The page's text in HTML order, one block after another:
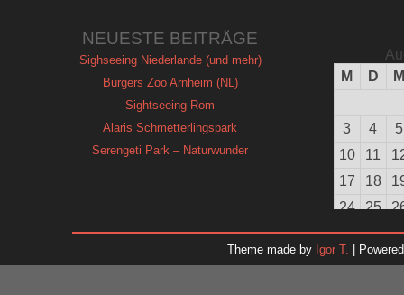
NEUESTE BEITRÄGE
Sighseeing Niederlande (und mehr)
Burgers Zoo Arnheim (NL)
Sightseeing Rom
Alaris Schmetterlingspark
Serengeti Park – Naturwunder
M
D
3 4
5
10
11
17
18
24
25
31
Theme made by Igor T. |